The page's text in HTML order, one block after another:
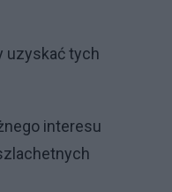
uzyskać tych
interesu